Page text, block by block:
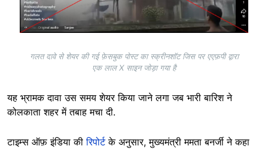
गलत दावे से शेयर की गई फ़ेसबुक पोस्ट का स्क्रीनशॉट जिस पर एएफ़पी द्वारा
एक लाल X साइन जोड़ा गया है
यह भ्रामक दावा उस समय शेयर किया जाने लगा जब भारी बारिश ने
कोलकाता शहर में तबाह मचा दी.
टाइम्स ऑफ़ इंडिया कीरिपोर्टके अनुसार, मुख्यमंत्री ममता बनर्जी ने कहा